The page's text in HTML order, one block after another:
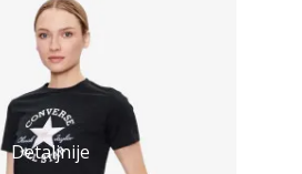
Detaljnije